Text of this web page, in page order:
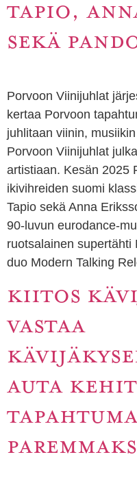
TAPIO,
SEKÄ
Porvoon Viinijuhlat
kertaa Porvoon
juhlitaan viinin,
Porvoon Viinijuhlat
artistiaan. Kesän 2025
ikivihreiden suomi
Tapio sekä Anna
90-luvun eurodance-
ruotsalainen supertähti
duo Modern Talking
KIITOS
VASTAA
AUTA